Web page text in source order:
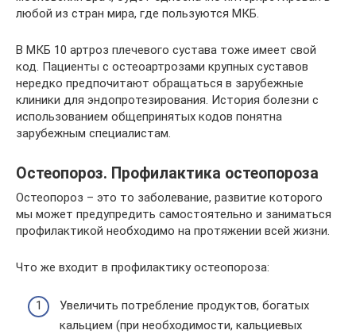
любой из стран мира, где пользуются МКБ.
В МКБ 10 артроз плечевого сустава тоже имеет свой
код. Пациенты с остеоартрозами крупных суставов
нередко предпочитают обращаться в зарубежные
клиники для эндопротезирования. История болезни с
использованием общепринятых кодов понятна
зарубежным специалистам.
Остеопороз. Профилактика остеопороза
Остеопороз – это то заболевание, развитие которого
мы может предупредить самостоятельно и заниматься
профилактикой необходимо на протяжении всей жизни.
Что же входит в профилактику остеопороза:
Увеличить потребление продуктов, богатых
кальцием (при необходимости, кальциевых